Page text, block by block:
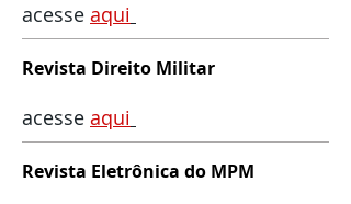
acesse aqui
Revista Direito Militar
acesse aqui
Revista Eletrônica do MPM